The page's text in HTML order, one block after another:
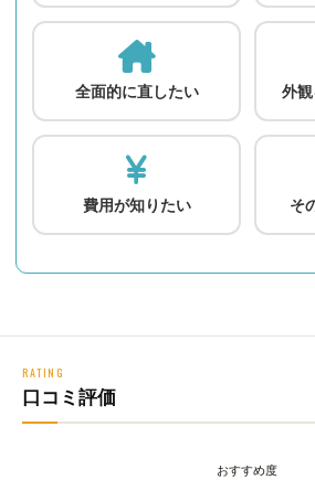
全面的に直したい 外
費用が知りたい そ
RATING
口コミ評価